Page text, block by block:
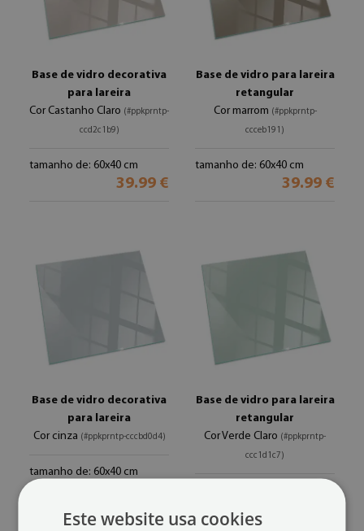
Base de vidro decorativa
para lareira
Cor Castanho Claro (#ppkprntp-
ccd2c1b9)
tamanho de: 60x40 cm
39.99 €
Base de vidro para lareira
retangular
Cor marrom (#ppkprntp-
ccceb191)
tamanho de: 60x40 cm
39.99 €
Base de vidro decorativa
para lareira
Cor cinza (#ppkprntp-cccbd0d4)
tamanho de: 60x40 cm
Base de vidro para lareira
retangular
Cor Verde Claro (#ppkprntp-
ccc1d1c7)
Este website usa cookies